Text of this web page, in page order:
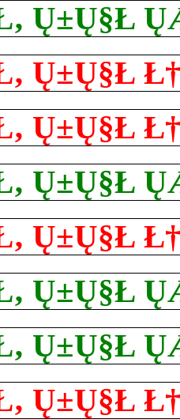
Ų±Ų§Ł
Ų±Ų§Ł
Ų±Ų§Ł
Ų±Ų§Ł
Ų±Ų§Ł
Ų±Ų§Ł
Ų±Ų§Ł
Ų±Ų§Ł